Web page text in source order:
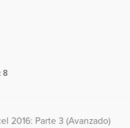
8
2016: Parte 3 (Avanzado)